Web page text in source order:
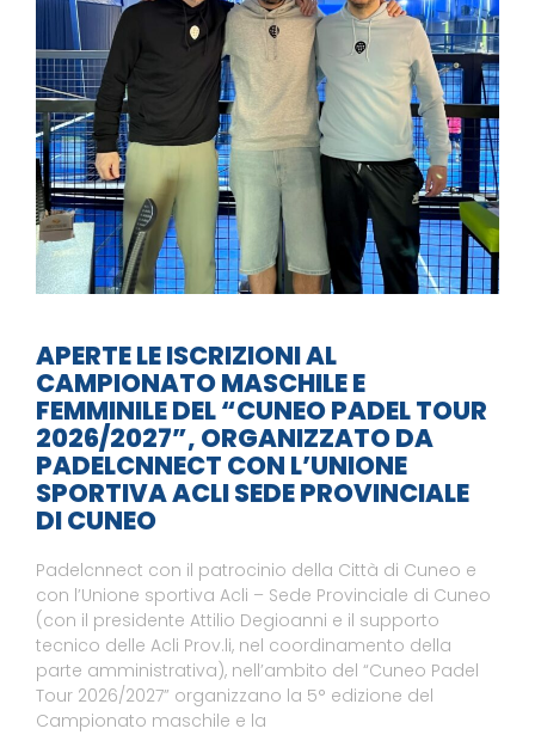
APERTE LE ISCRIZIONI AL
CAMPIONATO MASCHILE E
FEMMINILE DEL “CUNEO PADEL TOUR
2026/2027”, ORGANIZZATO DA
PADELCNNECT CON L’UNIONE
SPORTIVA ACLI SEDE PROVINCIALE
DI CUNEO
Padelcnnect con il patrocinio della Città di Cuneo e
con l’Unione sportiva Acli – Sede Provinciale di Cuneo
(con il presidente Attilio Degioanni e il supporto
tecnico delle Acli Prov.li, nel coordinamento della
parte amministrativa), nell’ambito del “Cuneo Padel
Tour 2026/2027” organizzano la 5° edizione del
Campionato maschile e la